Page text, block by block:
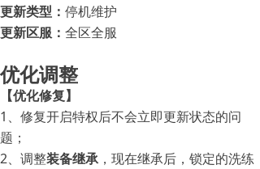
更新类型： 停机维护
更新区服： 全区全服
优化调整
【优化修复】
1、修复开启特权后不会立即更新状态的问
题；
2、调整装备继承，现在继承后，锁定的洗练